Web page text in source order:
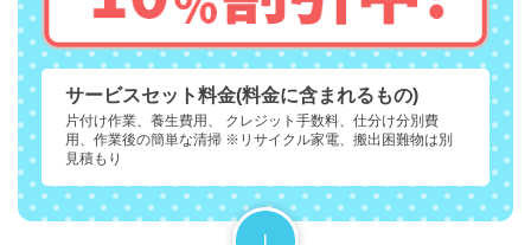
サービスセット料金(料金に含まれるもの)
片付け作業、養生費用、 クレジット手数料、仕分け分別費
用、作業後の簡単な清掃 ※リサイクル家電、搬出困難物は別
見積もり